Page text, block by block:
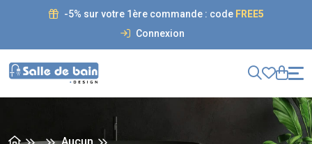
-5% sur votre 1ère commande : code FREE5
Connexion